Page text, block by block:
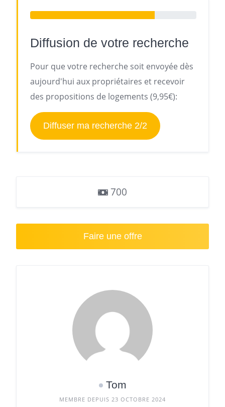
Diffusion de votre recherche
Pour que votre recherche soit envoyée dès
aujourd'hui aux propriétaires et recevoir
des propositions de logements (9,95€):
Diffuser ma recherche 2/2
700
Faire une offre
Tom
MEMBRE DEPUIS 23 OCTOBRE 2024